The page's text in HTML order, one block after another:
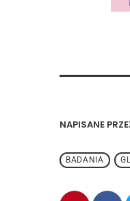
NAPISANE
BADANIA